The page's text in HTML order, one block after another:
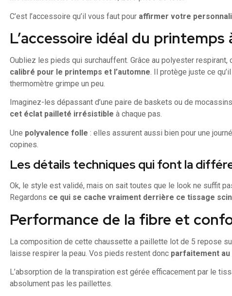
C’est l’accessoire qu’il vous faut pour affirmer votre
L’accessoire idéal du printemps
Oubliez les pieds qui surchauffent. Grâce au polyester
calibré pour le printemps et l’automne. Il protège juste ce
thermomètre grimpe un peu.
Imaginez-les dépassant d’une paire de baskets ou de
cet éclat pailleté irrésistible à chaque pas.
Une polyvalence folle : elles assurent aussi bien pour une
copines.
Les détails techniques qui font la
Ok, le style est validé, mais on sait toutes que le look ne suffit
Regardons ce qui se cache vraiment derrière ce tissage
Performance de la fibre et
La composition de cette chaussette a paillette lot de 5 repose
laisse respirer la peau. Vos pieds restent donc parfaitement au
L’absorption de la transpiration est gérée efficacement par le
absolument pas les paillettes.